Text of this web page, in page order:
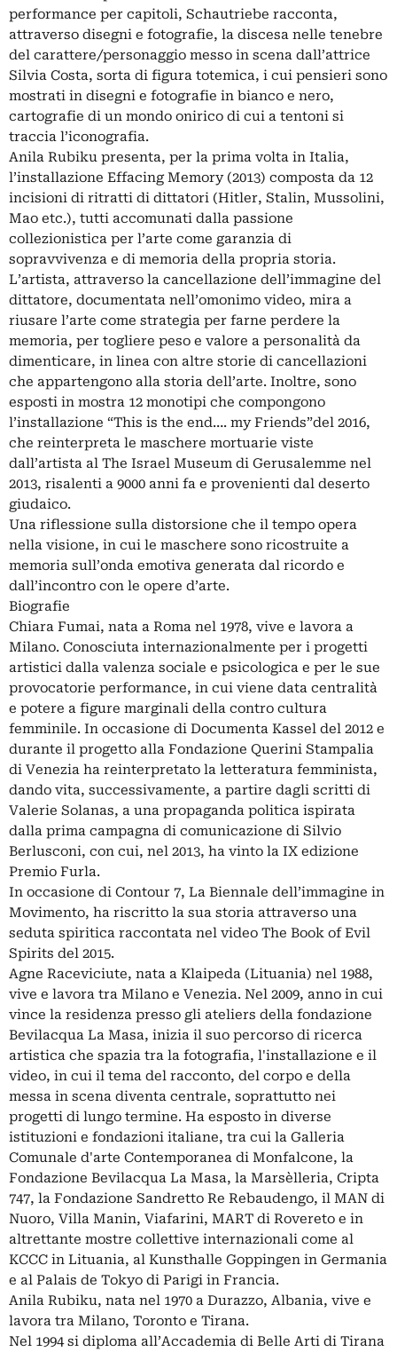
performance per capitoli, Schautriebe racconta,
attraverso disegni e fotografie, la discesa nelle tenebre
del carattere/personaggio messo in scena dall’attrice
Silvia Costa, sorta di figura totemica, i cui pensieri sono
mostrati in disegni e fotografie in bianco e nero,
cartografie di un mondo onirico di cui a tentoni si
traccia l’iconografia.
Anila Rubiku presenta, per la prima volta in Italia,
l’installazione Effacing Memory (2013) composta da 12
incisioni di ritratti di dittatori (Hitler, Stalin, Mussolini,
Mao etc.), tutti accomunati dalla passione
collezionistica per l’arte come garanzia di
sopravvivenza e di memoria della propria storia.
L’artista, attraverso la cancellazione dell’immagine del
dittatore, documentata nell’omonimo video, mira a
riusare l’arte come strategia per farne perdere la
memoria, per togliere peso e valore a personalità da
dimenticare, in linea con altre storie di cancellazioni
che appartengono alla storia dell’arte. Inoltre, sono
esposti in mostra 12 monotipi che compongono
l’installazione “This is the end…. my Friends”del 2016,
che reinterpreta le maschere mortuarie viste
dall’artista al The Israel Museum di Gerusalemme nel
2013, risalenti a 9000 anni fa e provenienti dal deserto
giudaico.
Una riflessione sulla distorsione che il tempo opera
nella visione, in cui le maschere sono ricostruite a
memoria sull’onda emotiva generata dal ricordo e
dall’incontro con le opere d’arte.
Biografie
Chiara Fumai, nata a Roma nel 1978, vive e lavora a
Milano. Conosciuta internazionalmente per i progetti
artistici dalla valenza sociale e psicologica e per le sue
provocatorie performance, in cui viene data centralità
e potere a figure marginali della contro cultura
femminile. In occasione di Documenta Kassel del 2012 e
durante il progetto alla Fondazione Querini Stampalia
di Venezia ha reinterpretato la letteratura femminista,
dando vita, successivamente, a partire dagli scritti di
Valerie Solanas, a una propaganda politica ispirata
dalla prima campagna di comunicazione di Silvio
Berlusconi, con cui, nel 2013, ha vinto la IX edizione
Premio Furla.
In occasione di Contour 7, La Biennale dell’immagine in
Movimento, ha riscritto la sua storia attraverso una
seduta spiritica raccontata nel video The Book of Evil
Spirits del 2015.
Agne Raceviciute, nata a Klaipeda (Lituania) nel 1988,
vive e lavora tra Milano e Venezia. Nel 2009, anno in cui
vince la residenza presso gli ateliers della fondazione
Bevilacqua La Masa, inizia il suo percorso di ricerca
artistica che spazia tra la fotografia, l'installazione e il
video, in cui il tema del racconto, del corpo e della
messa in scena diventa centrale, soprattutto nei
progetti di lungo termine. Ha esposto in diverse
istituzioni e fondazioni italiane, tra cui la Galleria
Comunale d'arte Contemporanea di Monfalcone, la
Fondazione Bevilacqua La Masa, la Marsèlleria, Cripta
747, la Fondazione Sandretto Re Rebaudengo, il MAN di
Nuoro, Villa Manin, Viafarini, MART di Rovereto e in
altrettante mostre collettive internazionali come al
KCCC in Lituania, al Kunsthalle Goppingen in Germania
e al Palais de Tokyo di Parigi in Francia.
Anila Rubiku, nata nel 1970 a Durazzo, Albania, vive e
lavora tra Milano, Toronto e Tirana.
Nel 1994 si diploma all’Accademia di Belle Arti di Tirana